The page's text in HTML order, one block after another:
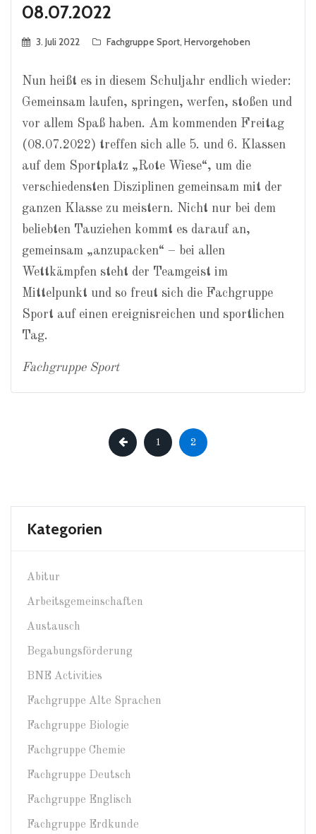
08.07.2022
3. Juli 2022 Fachgruppe Sport, Hervorgehoben
Nun heißt es in diesem Schuljahr endlich wieder:
Gemeinsam laufen, springen, werfen, stoßen und
vor allem Spaß haben. Am kommenden Freitag
(08.07.2022) treffen sich alle 5. und 6. Klassen
auf dem Sportplatz „Rote Wiese“, um die
verschiedensten Disziplinen gemeinsam mit der
ganzen Klasse zu meistern. Nicht nur bei dem
beliebten Tauziehen kommt es darauf an,
gemeinsam „anzupacken“ – bei allen
Wettkämpfen steht der Teamgeist im
Mittelpunkt und so freut sich die Fachgruppe
Sport auf einen ereignisreichen und sportlichen
Tag.
Fachgruppe Sport
1 2
Kategorien
Abitur
Arbeitsgemeinschaften
Austausch
Begabungsförderung
BNE Activities
Fachgruppe Alte Sprachen
Fachgruppe Biologie
Fachgruppe Chemie
Fachgruppe Deutsch
Fachgruppe Englisch
Fachgruppe Erdkunde